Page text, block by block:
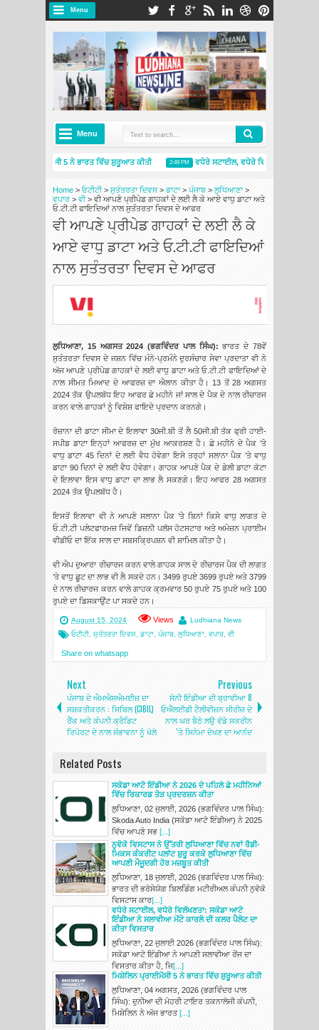
Menu
Menu
ਪ੍ਰਾਈਮੈਸੀ 5 ਨੇ ਭਾਰਤ ਵਿੱਚ ਸ਼ੁਰੂਆਤ ਕੀਤੀ 2:49 PM
ਵਧੇਰੇ ਸਟਾਈਲ, ਵਧੇਰੇ ਵਿਲੱਖਣਤਾ: ਸਕੋਡਾ
Home > ਓਟੀਟੀ> ਸੁਤੰਤਰਤਾ ਦਿਵਸ>ਡਾਟਾ> ਪੰਜਾਬ > ਲੁਧਿਆਣਾ>
ਵਪਾਰ >ਵੀ> ਵੀ ਆਪਣੇ ਪ੍ਰੀਪੇਡ ਗਾਹਕਾਂ ਦੇ ਲਈ ਲੈ ਕੇ ਆਏ ਵਾਧੁ ਡਾਟਾ ਅਤੇ
ਓ.ਟੀ.ਟੀ ਫਾਇਦਿਆਂ ਨਾਲ ਸੁਤੰਤਰਤਾ ਦਿਵਸ ਦੇ ਆਫਰ
ਵੀ ਆਪਣੇ ਪ੍ਰੀਪੇਡ ਗਾਹਕਾਂ ਦੇ ਲਈ ਲੈ ਕੇ
ਆਏ ਵਾਧੁ ਡਾਟਾ ਅਤੇ ਓ.ਟੀ.ਟੀ ਫਾਇਦਿਆਂ
ਨਾਲ ਸੁਤੰਤਰਤਾ ਦਿਵਸ ਦੇ ਆਫਰ
ਲੁਧਿਆਣਾ, 15 ਅਗਸਤ 2024 (ਭਗਵਿੰਦਰ ਪਾਲ ਸਿੰਘ):ਭਾਰਤ ਦੇ 78ਵੇਂ
ਸੁਤੰਤਰਤਾ ਦਿਵਸ ਦੇ ਜਸ਼ਨ ਵਿੱਚ ਮੰਨੇ-ਪ੍ਰਮੰਨੇ ਦੁਰਸੰਚਾਰ ਸੇਵਾ ਪ੍ਰਦਾਤਾ ਵੀ ਨੇ
ਅੱਜ ਆਪਣੇ ਪ੍ਰੀਪੇਡ ਗਾਹਕਾਂ ਦੇ ਲਈ ਵਾਧੁ ਡਾਟਾ ਅਤੇ ਓ.ਟੀ.ਟੀ ਫਾਇਦਿਆਂ ਦੇ
ਨਾਲ ਸੀਮਤ ਮਿਆਦ ਦੇ ਆਫਰਜ਼ ਦਾ ਐਲਾਨ ਕੀਤਾ ਹੈ। 13 ਤੋਂ 28 ਅਗਸਤ
2024 ਤੱਕ ਉਪਲਬੱਧ ਇਹ ਆਫਰ ਛੇ ਮਹੀਨੇ ਜਾਂ ਸਾਲ ਦੇ ਪੈਕ ਦੇ ਨਾਲ ਰੀਚਾਰਜ
ਕਰਨ ਵਾਲੇ ਗਾਹਕਾਂ ਨੂੰ ਵਿਸ਼ੇਸ਼ ਫਾਇਦੇ ਪ੍ਰਦਾਨ ਕਰਨਗੇ।
ਰੋਜ਼ਾਨਾ ਦੀ ਡਾਟਾ ਸੀਮਾ ਦੇ ਇਲਾਵਾ 30ਜੀ.ਬੀ ਤੋਂ ਲੈ 50ਜੀ.ਬੀ ਤੱਕ ਫ੍ਰੀ ਹਾਈ-
ਸਪੀਡ ਡਾਟਾ ਇਨ੍ਹਾਂ ਆਫਰਜ਼ ਦਾ ਮੁੱਖ ਆਕਰਸ਼ਣ ਹੈ। ਛੇ ਮਹੀਨੇ ਦੇ ਪੈਕ ’ਤੇ
ਵਾਧੁ ਡਾਟਾ 45 ਦਿਨਾਂ ਦੇ ਲਈ ਵੈਧ ਹੋਵੇਗਾ ਇਸੇ ਤਰ੍ਹਾਂ ਸਲਾਨਾ ਪੈਕ ’ਤੇ ਵਾਧੁ
ਡਾਟਾ 90 ਦਿਨਾਂ ਦੇ ਲਈ ਵੈਧ ਹੋਵੇਗਾ। ਗਾਹਕ ਆਪਣੇ ਪੈਕ ਦੇ ਡੇਲੀ ਡਾਟਾ ਕੋਟਾ
ਦੇ ਇਲਾਵਾ ਇਸ ਵਾਧੁ ਡਾਟਾ ਦਾ ਲਾਭ ਲੈ ਸਕਣਗੇ। ਇਹ ਆਫਰ 28 ਅਗਸਤ
2024 ਤੱਕ ਉਪਲਬੱਧ ਹੈ।
ਇਸਤੋਂ ਇਲਾਵਾ ਵੀ ਨੇ ਆਪਣੇ ਸਲਾਨਾ ਪੈਕ ’ਤੇ ਬਿਨਾਂ ਕਿਸੇ ਵਾਧੁ ਲਾਗਤ ਦੇ
ਓ.ਟੀ.ਟੀ ਪਲੇਟਫਾਰਮਜ਼ ਜਿਵੇਂ ਡਿਜ਼ਨੀ ਪਲੱਸ ਹੋਟਸਟਾਰ ਅਤੇ ਅਮੇਜ਼ਨ ਪ੍ਰਾਈਮ
ਵੀਡੀਓ ਦਾ ਇੱਕ ਸਾਲ ਦਾ ਸਬਸਕਿ੍ਰਪਸ਼ਨ ਵੀ ਸ਼ਾਮਿਲ ਕੀਤਾ ਹੈ।
ਵੀ ਐਪ ਦੁਆਰਾ ਰੀਚਾਰਜ ਕਰਨ ਵਾਲੇ ਗਾਹਕ ਸਾਲ ਦੇ ਰੀਚਾਰਜ ਪੈਕ ਦੀ ਲਾਗਤ
’ਤੇ ਵਾਧੁ ਛੂਟ ਦਾ ਲਾਭ ਵੀ ਲੈ ਸਕਦੇ ਹਨ। 3499 ਰੁਪਏ 3699 ਰੁਪਏ ਅਤੇ 3799
ਦੇ ਨਾਲ ਰੀਚਾਰਜ ਕਰਨ ਵਾਲੇ ਗਾਹਕ ਕ੍ਰਮਵਾਰ 50 ਰੁਪਏ 75 ਰੁਪਏ ਅਤੇ 100
ਰੁਪਏ ਦਾ ਡਿਸਕਾਉਂਟ ਪਾ ਸਕਦੇ ਹਨ।
August 15, 2024 Views
Ludhiana News
ਓਟੀਟੀ, ਸੁਤੰਤਰਤਾ ਦਿਵਸ, ਡਾਟਾ, ਪੰਜਾਬ, ਲੁਧਿਆਣਾ, ਵਪਾਰ, ਵੀ
Share on whatsapp
Next
ਪੰਜਾਬ ਦੇ ਐਮਐਸਐਮਈਜ਼ ਦਾ
ਸਸ਼ਕਤੀਕਰਨ : ਸਿਬਿਲ (CIBIL)
ਰੈਂਕ ਅਤੇ ਕੰਪਨੀ ਕ੍ਰੈਡਿਟ
ਰਿਪੋਰਟ ਦੇ ਨਾਲ ਸੰਭਾਵਨਾ ਨੂੰ ਖੋਲੋ
Previous
ਸੋਨੀ ਇੰਡੀਆ ਦੀ ਬ੍ਰਾਵੀਆ 8
ਓਐੱਲਈਡੀ ਟੈਲੀਵੀਜ਼ਨ ਸੀਰੀਜ਼ ਦੇ
ਨਾਲ ਘਰ ਬੈਠੇ ਲਉ ਵੱਡੇ ਸਕਰੀਨ
’ਤੇ ਸਿਨੇਮਾ ਦੇਖਣ ਦਾ ਆਨੰਦ
Related Posts
ਸਕੋਡਾ ਆਟੋ ਇੰਡੀਆ ਨੇ 2026 ਦੇ ਪਹਿਲੇ ਛੇ ਮਹੀਨਿਆਂ
ਵਿੱਚ ਰਿਕਾਰਡ ਤੋੜ ਪ੍ਰਦਰਸ਼ਨ ਕੀਤਾ
ਲੁਧਿਆਣਾ, 02 ਜੁਲਾਈ, 2026 (ਭਗਵਿੰਦਰ ਪਾਲ ਸਿੰਘ):
Skoda Auto India (ਸਕੋਡਾ ਆਟੋ ਇੰਡੀਆ) ਨੇ 2025
ਵਿੱਚ ਆਪਣੇ ਸਭ [...]
ਨੁਵੋਕੋ ਵਿਸਟਾਸ ਨੇ ਉੱਤਰੀ ਲੁਧਿਆਣਾ ਵਿੱਚ ਨਵਾਂ ਰੈਡੀ-
ਮਿਕਸ ਕੰਕਰੀਟ ਪਲਾਂਟ ਸ਼ੁਰੂ ਕਰਕੇ ਲੁਧਿਆਣਾ ਵਿੱਚ
ਆਪਣੀ ਮੌਜੂਦਗੀ ਹੋਰ ਮਜ਼ਬੂਤ ਕੀਤੀ
ਲੁਧਿਆਣਾ, 18 ਜੁਲਾਈ, 2026 (ਭਗਵਿੰਦਰ ਪਾਲ ਸਿੰਘ):
ਭਾਰਤ ਦੀ ਭਰੋਸੇਯੋਗ ਬਿਲਡਿੰਗ ਮਟੀਰੀਅਲ ਕੰਪਨੀ ਨੁਵੋਕੋ
ਵਿਸਟਾਸ ਕਾਰ[...]
ਵਧੇਰੇ ਸਟਾਈਲ, ਵਧੇਰੇ ਵਿਲੱਖਣਤਾ: ਸਕੋਡਾ ਆਟੋ
ਇੰਡੀਆ ਨੇ ਸਲਾਵੀਆ ਮੋਂਟੇ ਕਾਰਲੋ ਦੀ ਕਲਰ ਪੈਲੇਟ ਦਾ
ਕੀਤਾ ਵਿਸਤਾਰ
ਲੁਧਿਆਣਾ, 22 ਜੁਲਾਈ 2026 (ਭਗਵਿੰਦਰ ਪਾਲ ਸਿੰਘ):
ਸਕੋਡਾ ਆਟੋ ਇੰਡੀਆ ਨੇ ਆਪਣੀ ਸਲਾਵੀਆ ਰੇਂਜ ਦਾ
ਵਿਸਤਾਰ ਕੀਤਾ ਹੈ, ਜਿ[...]
ਮਿਸ਼ੇਲਿਨ ਪ੍ਰਾਈਮੈਸੀ 5 ਨੇ ਭਾਰਤ ਵਿੱਚ ਸ਼ੁਰੂਆਤ ਕੀਤੀ
ਲੁਧਿਆਣਾ, 04 ਅਗਸਤ, 2026 (ਭਗਵਿੰਦਰ ਪਾਲ
ਸਿੰਘ): ਦੁਨੀਆ ਦੀ ਮੋਹਰੀ ਟਾਇਰ ਤਕਨਾਲੋਜੀ ਕੰਪਨੀ,
ਮਿਸ਼ੇਲਿਨ ਨੇ ਅੱਜ ਭਾਰਤ [...]